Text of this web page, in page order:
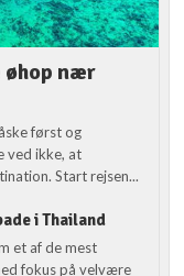
øhop nær
først og
ved ikke, at
Start rejsen...
i Thailand
et af de mest
fokus på velvære